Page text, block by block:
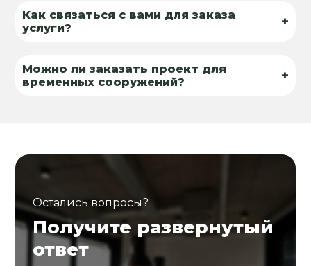
Как связаться с вами для заказа
услуги?
+
Можно ли заказать проект для
временных сооружений?
+
Остались вопросы?
Получите развернутый
ответ